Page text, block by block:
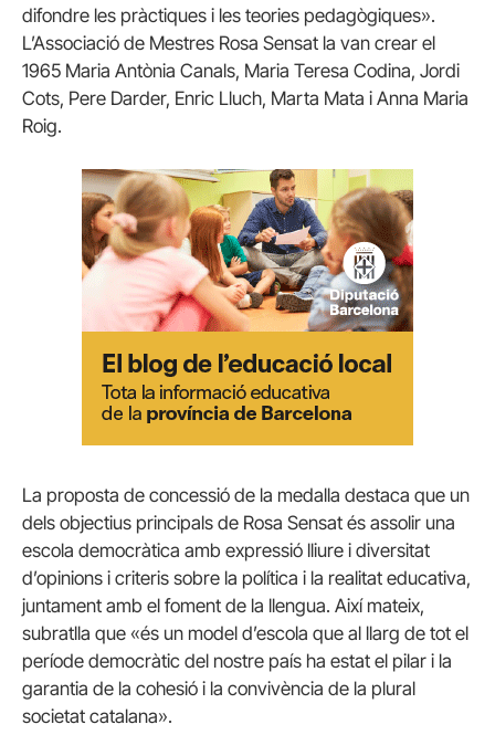
difondre les pràctiques i les teories pedagògiques».
L’Associació de Mestres Rosa Sensat la van crear el
1965 Maria Antònia Canals, Maria Teresa Codina, Jordi
Cots, Pere Darder, Enric Lluch, Marta Mata i Anna Maria
Roig.
La proposta de concessió de la medalla destaca que un
dels objectius principals de Rosa Sensat és assolir una
escola democràtica amb expressió lliure i diversitat
d’opinions i criteris sobre la política i la realitat educativa,
juntament amb el foment de la llengua. Així mateix,
subratlla que «és un model d’escola que al llarg de tot el
període democràtic del nostre país ha estat el pilar i la
garantia de la cohesió i la convivència de la plural
societat catalana».